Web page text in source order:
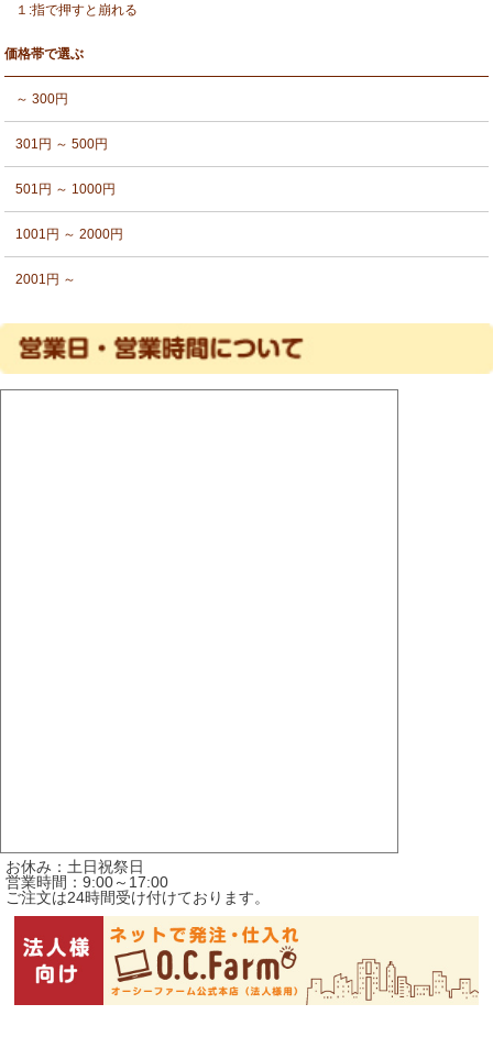
１:指で押すと崩れる
価格帯で選ぶ
～ 300円
301円 ～ 500円
501円 ～ 1000円
1001円 ～ 2000円
2001円 ～
お休み：土日祝祭日
営業時間：9:00～17:00
ご注文は24時間受け付けております。